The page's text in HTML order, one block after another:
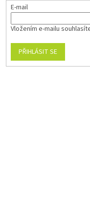
E-mail
Vložením e-mailu
PŘIHLÁSIT SE